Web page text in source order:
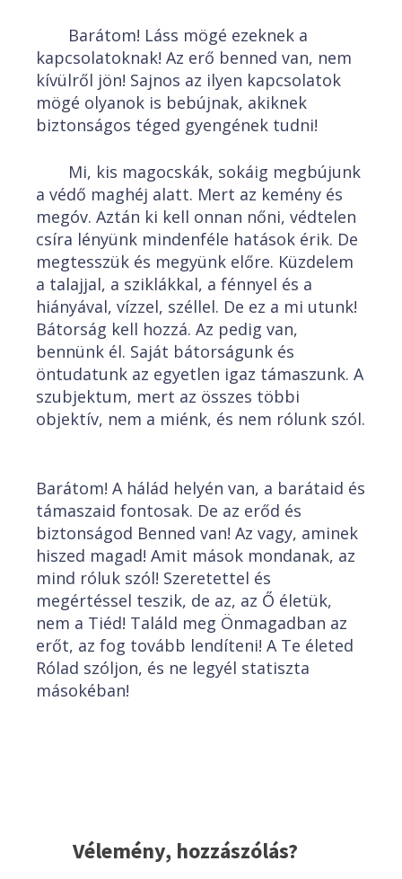
Barátom! Láss mögé ezeknek a
kapcsolatoknak! Az erő benned van, nem
kívülről jön! Sajnos az ilyen kapcsolatok
mögé olyanok is bebújnak, akiknek
biztonságos téged gyengének tudni!
Mi, kis magocskák, sokáig megbújunk
a védő maghéj alatt. Mert az kemény és
megóv. Aztán ki kell onnan nőni, védtelen
csíra lényünk mindenféle hatások érik. De
megtesszük és megyünk előre. Küzdelem
a talajjal, a sziklákkal, a fénnyel és a
hiányával, vízzel, széllel. De ez a mi utunk!
Bátorság kell hozzá. Az pedig van,
bennünk él. Saját bátorságunk és
öntudatunk az egyetlen igaz támaszunk. A
szubjektum, mert az összes többi
objektív, nem a miénk, és nem rólunk szól.
Barátom! A hálád helyén van, a barátaid és
támaszaid fontosak. De az erőd és
biztonságod Benned van! Az vagy, aminek
hiszed magad! Amit mások mondanak, az
mind róluk szól! Szeretettel és
megértéssel teszik, de az, az Ő életük,
nem a Tiéd! Találd meg Önmagadban az
erőt, az fog tovább lendíteni! A Te életed
Rólad szóljon, és ne legyél statiszta
másokéban!
Vélemény, hozzászólás?